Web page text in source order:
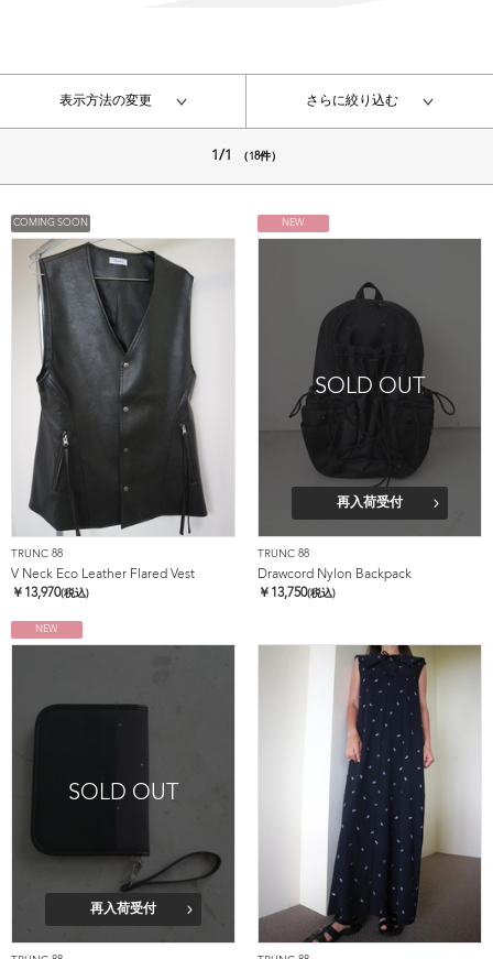
表示方法の変更 さらに絞り込む
1/1 （18件）
COMING SOON
TRUNC 88
V Neck Eco Leather Flared Vest
￥ 13,970(税込)
NEW
SOLD OUT
再入荷受付
TRUNC 88
Drawcord Nylon Backpack
￥ 13,750(税込)
NEW
SOLD OUT
再入荷受付